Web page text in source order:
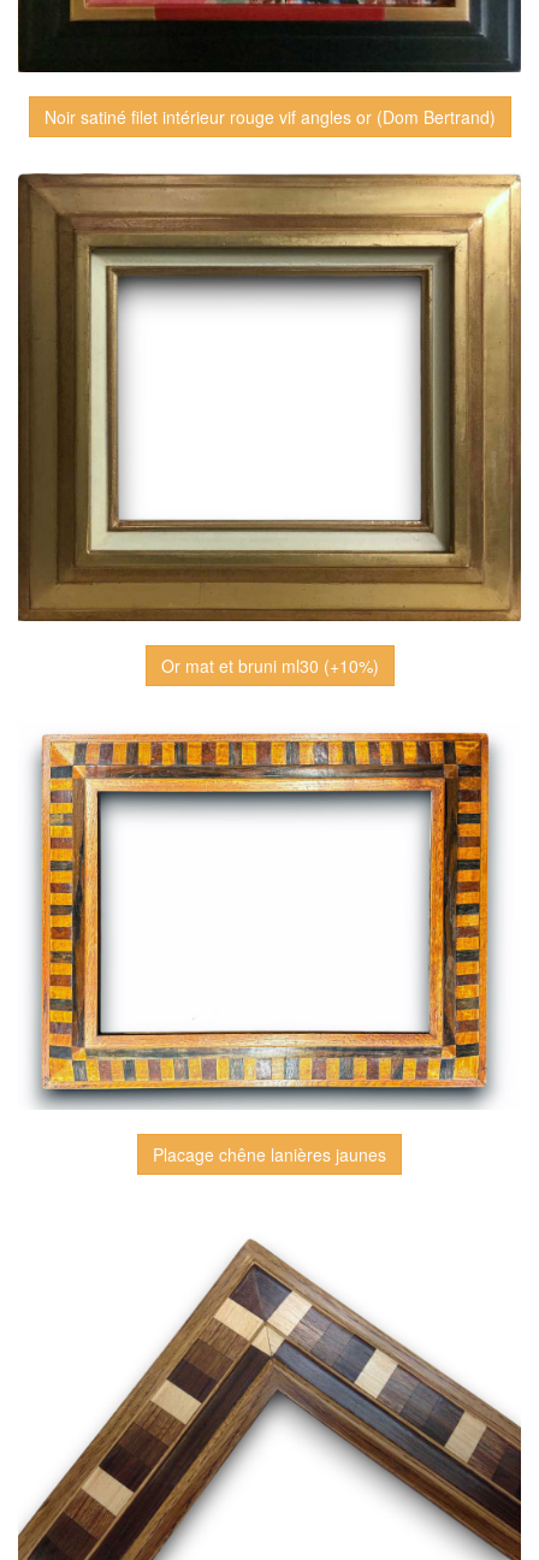
Noir satiné filet intérieur rouge vif angles or (Dom Bertrand)
Or mat et bruni ml30 (+10%)
Placage chêne lanières jaunes